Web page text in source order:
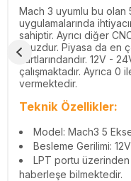
Mach 3 uyumlu bu olan
uygulamalarında
sahiptir. Ayrıcı diğer
ucuzdur. Piyasa da en
kartlarındandır. 12V -
çalışmaktadır. Ayrıca 0
vermektedir.
Teknik Özellikler:
Model: Mach3 5
Besleme Gerilimi:
LPT portu
haberleşe bilmektedir.